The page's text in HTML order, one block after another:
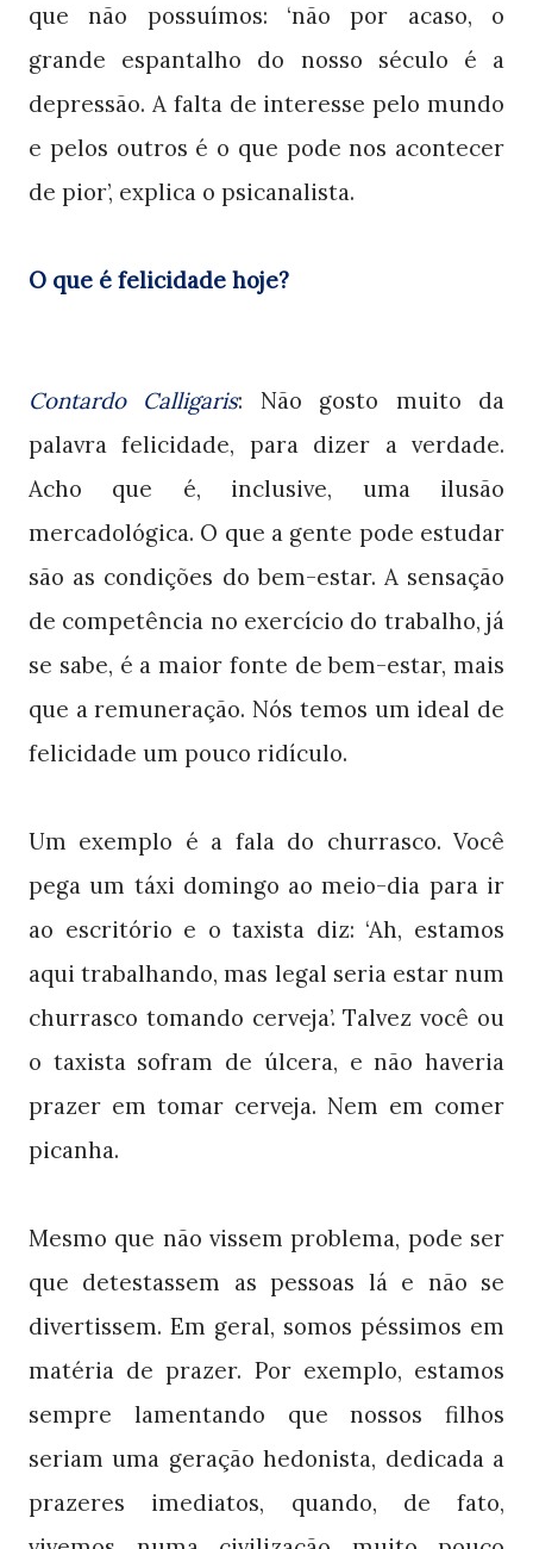
que não possuímos: ‘não por acaso, o
grande espantalho do nosso século é a
depressão. A falta de interesse pelo mundo
e pelos outros é o que pode nos acontecer
de pior’, explica o psicanalista.
O que é felicidade hoje?
Contardo Calligaris: Não gosto muito da
palavra felicidade, para dizer a verdade.
Acho que é, inclusive, uma ilusão
mercadológica. O que a gente pode estudar
são as condições do bem-estar. A sensação
de competência no exercício do trabalho, já
se sabe, é a maior fonte de bem-estar, mais
que a remuneração. Nós temos um ideal de
felicidade um pouco ridículo.
Um exemplo é a fala do churrasco. Você
pega um táxi domingo ao meio-dia para ir
ao escritório e o taxista diz: ‘Ah, estamos
aqui trabalhando, mas legal seria estar num
churrasco tomando cerveja’. Talvez você ou
o taxista sofram de úlcera, e não haveria
prazer em tomar cerveja. Nem em comer
picanha.
Mesmo que não vissem problema, pode ser
que detestassem as pessoas lá e não se
divertissem. Em geral, somos péssimos em
matéria de prazer. Por exemplo, estamos
sempre lamentando que nossos filhos
seriam uma geração hedonista, dedicada a
prazeres imediatos, quando, de fato,